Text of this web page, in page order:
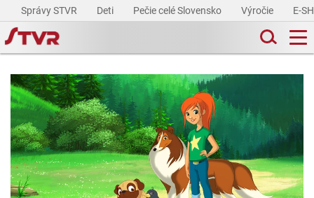
Správy STVR Deti Pečie celé Slovensko Výročie E-